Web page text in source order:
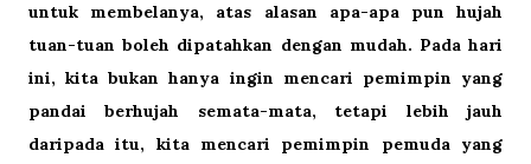
untuk membelanya, atas alasan apa-apa pun hujah
tuan-tuan boleh dipatahkan dengan mudah. Pada hari
ini, kita bukan hanya ingin mencari pemimpin yang
pandai berhujah semata-mata, tetapi lebih jauh
daripada itu, kita mencari pemimpin pemuda yang